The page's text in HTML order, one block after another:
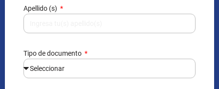
Apellido (s)
Tipo de documento